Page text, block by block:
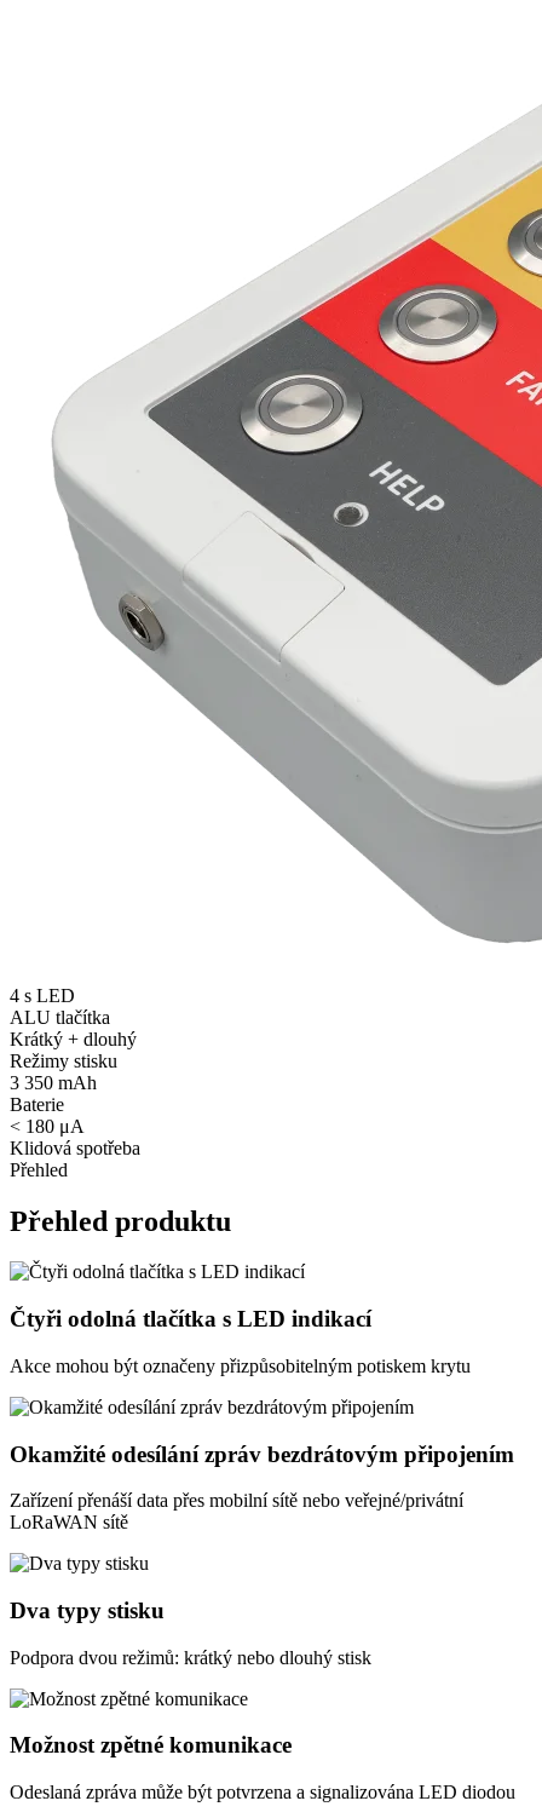
4 s LED
ALU tlačítka
Krátký + dlouhý
Režimy stisku
3 350 mAh
Baterie
< 180 μA
Klidová spotřeba
Přehled
Přehled produktu
Čtyři odolná tlačítka s LED indikací
Akce mohou být označeny přizpůsobitelným potiskem krytu
Okamžité odesílání zpráv bezdrátovým připojením
Zařízení přenáší data přes mobilní sítě nebo veřejné/privátní
LoRaWAN sítě
Dva typy stisku
Podpora dvou režimů: krátký nebo dlouhý stisk
Možnost zpětné komunikace
Odeslaná zpráva může být potvrzena a signalizována LED diodou